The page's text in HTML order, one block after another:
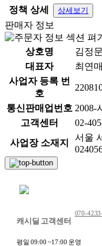
정책 상세
상세보기
판매자 정보
상호명
김정
대표자
최연매
사업자 등록 번
호
통신판매업번호 2008-
고객센터
02-
사업장 소재지
서울
캐시딜 고객센터
070-
평일 09:00 ~17:00 운영